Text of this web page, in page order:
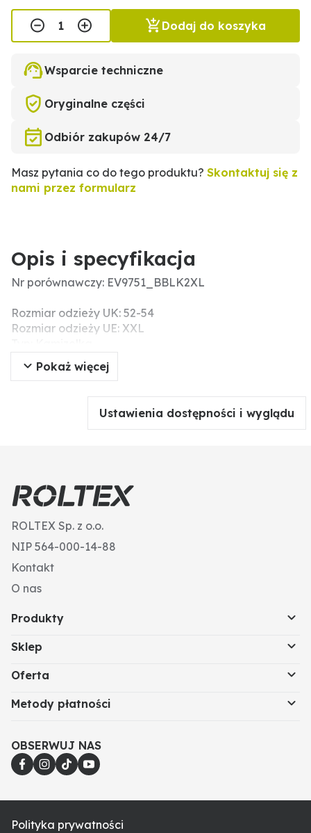
Dodaj do koszyka
Wsparcie techniczne
Oryginalne części
Odbiór zakupów 24/7
Masz pytania co do tego produktu? Skontaktuj się z
nami przez formularz
Opis i specyfikacja
Nr porównawczy: EV9751_BBLK2XL
Rozmiar odzieży UK: 52-54
Rozmiar odzieży UE: XXL
Dodatkowe informacje: Kamizelki Albatros -
klasyczny styl, wysoka funkcjonalność! Kamizelka
materiału i zapewnia ciepło dzięki uniwersalnej,
całorocznej podszewce. Kilka kieszeni, zapinanych na
wygodniejsza. Dzięki kieszeni na telefon komórkowy z
zapięciem na rzep i kieszeni na długopis zawsze
270 g/m², trwały materiał, odblaskowe elementy,
klasyczny krój, dwie kieszenie na piersi z zapięciem
i zakrytym na rzep, przedni zamek z dodatkowym
rzepem, przedłużony tył.
Pokaż więcej
Ustawienia dostępności i wyglądu
ROLTEX Sp. z o.o.
NIP 564-000-14-88
Kontakt
O nas
Produkty
Sklep
Oferta
Metody płatności
OBSERWUJ NAS
Polityka prywatności